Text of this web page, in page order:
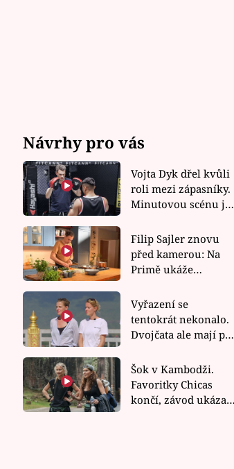
Návrhy pro vás
Vojta Dyk dřel kvůli
roli mezi zápasníky.
Minutovou scénu jel
Filip Sajler znovu
před kamerou: Na
Primě ukáže
rychlé recepty
Vyřazení se
tentokrát nekonalo.
Dvojčata ale mají po
závodu nůž na krku
Šok v Kambodži.
Favoritky Chicas
končí, závod ukázal